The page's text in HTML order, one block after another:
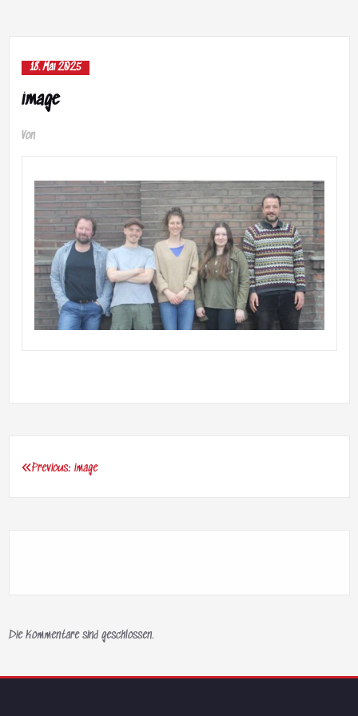
18. Mai 2025
image
Von
Beitragsnavigation
Previous: image
Die Kommentare sind geschlossen.